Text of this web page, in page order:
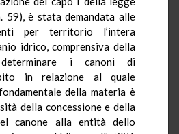
59), è stata demandata alle
per territorio l’intera
idrico, comprensiva della
i canoni di
in relazione al quale
della materia è
della concessione e della
canone alla entità dello